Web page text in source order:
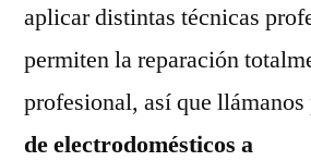
aplicar distintas técnicas
permiten la reparación
profesional, así que llámanos
de electrodomésticos a